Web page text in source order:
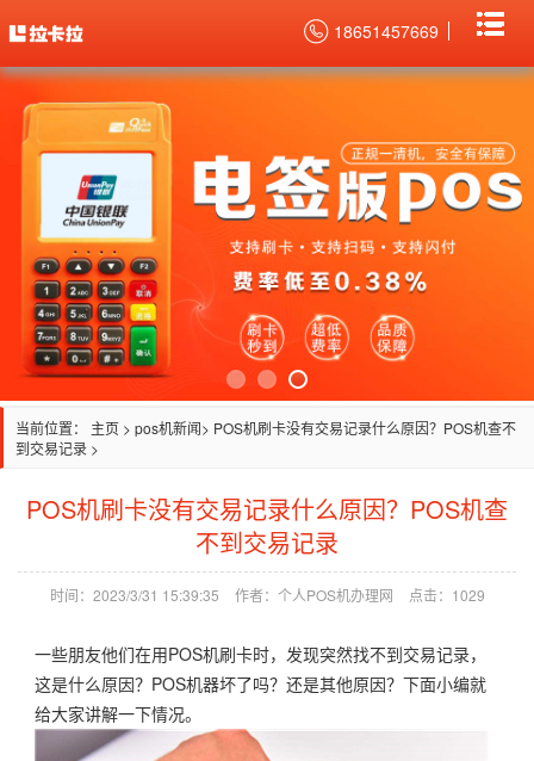
18651457669
当前位置： 主页 > pos机新闻> POS机刷卡没有交易记录什么原因？POS机查不
到交易记录 >
POS机刷卡没有交易记录什么原因？POS机查
不到交易记录
时间：2023/3/31 15:39:35 作者：个人POS机办理网 点击： 1029
一些朋友他们在用POS机刷卡时，发现突然找不到交易记录，
这是什么原因？POS机器坏了吗？还是其他原因？下面小编就
给大家讲解一下情况。